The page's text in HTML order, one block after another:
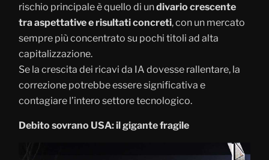
rischio principale è quello di undivario crescente
tra aspettative e risultati concreti, con un mercato
sempre più concentrato su pochi titoli ad alta
capitalizzazione.
Se la crescita dei ricavi da IA dovesse rallentare, la
correzione potrebbe essere significativa e
contagiare l’intero settore tecnologico.
Debito sovrano USA: il gigante fragile